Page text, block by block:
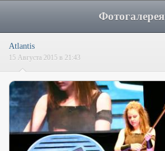
Фотогалерея
Atlantis
15 Августа 2015 в 21:43